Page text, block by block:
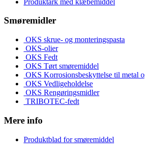
Smøremidler
OKS skrue- og monteringspasta
OKS-olier
OKS Fedt
OKS Tørt smøremiddel
OKS Korrosionsbeskyttelse til metal
OKS Vedligeholdelse
OKS Rengøringsmidler
TRIBOTEC-fedt
Mere info
Produktblad for smøremiddel